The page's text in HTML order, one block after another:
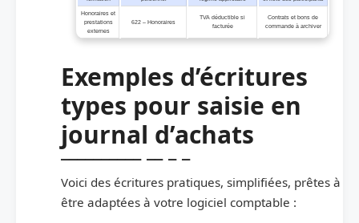
Honoraires et
prestations
externes
622 – Honoraires
TVA déductible si
facturée
Contrats et bons de
commande à archiver
Exemples d’écritures
types pour saisie en
journal d’achats
Voici des écritures pratiques, simplifiées, prêtes à
être adaptées à votre logiciel comptable :